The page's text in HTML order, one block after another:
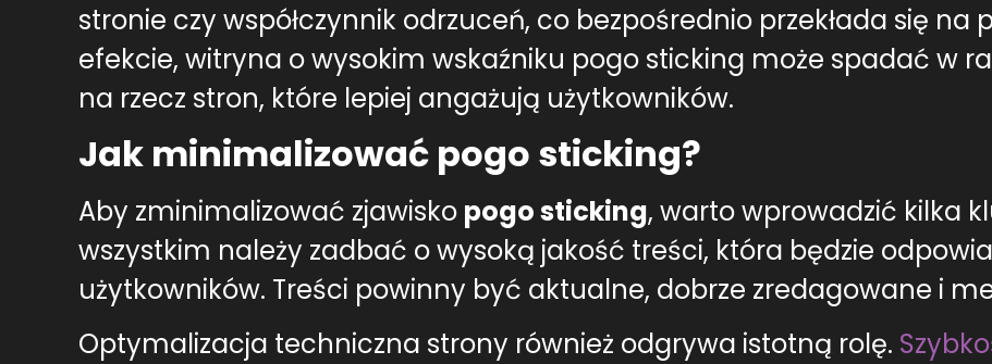
stronie czy współczynnik odrzuceń, co bezpośrednio przekłada się na
efekcie, witryna o wysokim wskaźniku pogo sticking może spadać w
na rzecz stron, które lepiej angażują użytkowników.
Jak minimalizować pogo sticking?
Aby zminimalizować zjawisko pogo sticking, warto wprowadzić kilka
wszystkim należy zadbać o wysoką jakość treści, która będzie
użytkowników. Treści powinny być aktualne, dobrze zredagowane i
Optymalizacja techniczna strony również odgrywa istotną rolę.